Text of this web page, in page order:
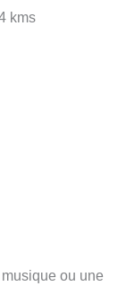
kms
ou une